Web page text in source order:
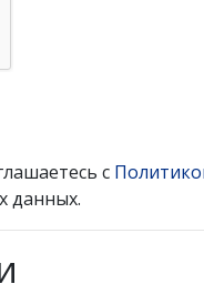
с
данных.